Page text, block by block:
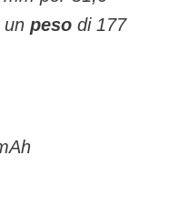
un peso di 177